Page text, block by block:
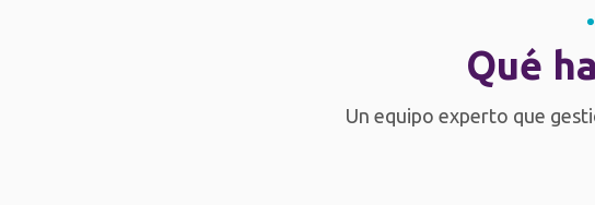
Qué
Un equipo experto que